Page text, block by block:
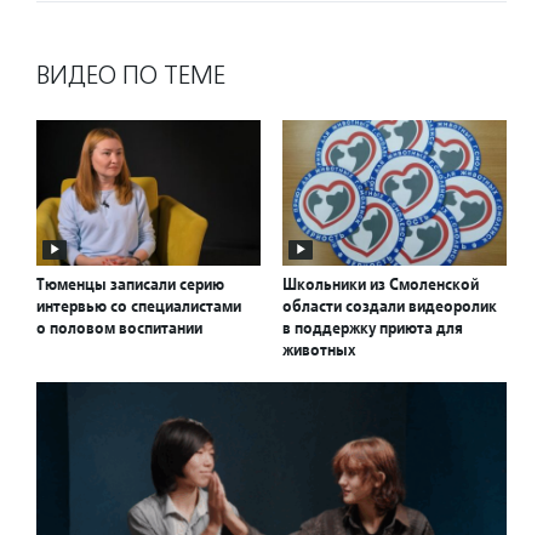
ВИДЕО ПО ТЕМЕ
Тюменцы записали серию
интервью со специалистами
о половом воспитании
Школьники из Смоленской
области создали видеоролик
в поддержку приюта для
животных